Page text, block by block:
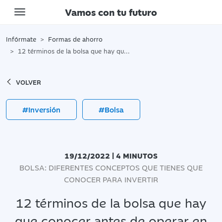
Toggle navigation
Vamos con tu futuro
Infórmate
Formas de ahorro
12 términos de la bolsa que hay que conocer antes de operar en ella
VOLVER
#Inversión #Bolsa
19/12/2022 | 4 MINUTOS
BOLSA: DIFERENTES CONCEPTOS QUE TIENES QUE
CONOCER PARA INVERTIR
12 términos de la bolsa que hay